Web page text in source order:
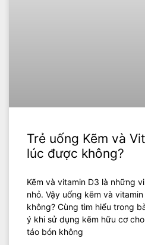
Trẻ uống Kẽm và
lúc được không?
Kẽm và vitamin D3 là những
nhỏ. Vậy uống kẽm và
không? Cùng tìm hiểu trong
ý khi sử dụng kẽm hữu cơ
táo bón không